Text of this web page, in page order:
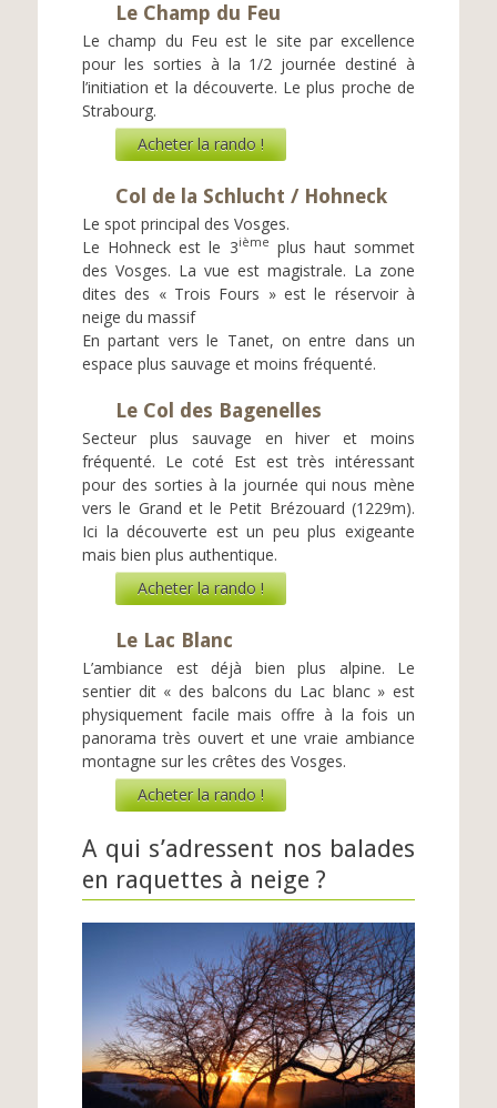
Le Champ du Feu
Le champ du Feu est le site par excellence
pour les sorties à la 1/2 journée destiné à
l’initiation et la découverte. Le plus proche de
Strabourg.
Acheter la rando !
Col de la Schlucht / Hohneck
Le spot principal des Vosges.
Le Hohneck est le 3ième plus haut sommet
des Vosges. La vue est magistrale. La zone
dites des « Trois Fours » est le réservoir à
neige du massif
En partant vers le Tanet, on entre dans un
espace plus sauvage et moins fréquenté.
Le Col des Bagenelles
Secteur plus sauvage en hiver et moins
fréquenté. Le coté Est est très intéressant
pour des sorties à la journée qui nous mène
vers le Grand et le Petit Brézouard (1229m).
Ici la découverte est un peu plus exigeante
mais bien plus authentique.
Acheter la rando !
Le Lac Blanc
L’ambiance est déjà bien plus alpine. Le
sentier dit « des balcons du Lac blanc » est
physiquement facile mais offre à la fois un
panorama très ouvert et une vraie ambiance
montagne sur les crêtes des Vosges.
Acheter la rando !
A qui s’adressent nos balades
en raquettes à neige ?